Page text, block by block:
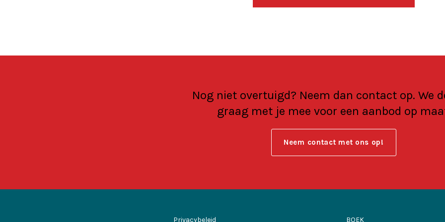
Nog niet overtuigd? Neem dan contact op. We
graag met je mee voor een aanbod op
Neem contact met ons op!
Privacybeleid BOEK